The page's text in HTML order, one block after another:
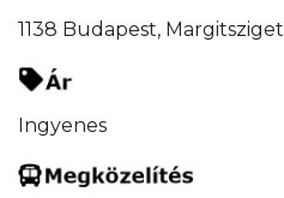
1138 Budapest, Margitsziget
Ingyenes